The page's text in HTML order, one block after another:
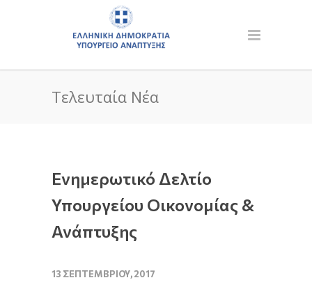
Τελευταία Νέα
Ενημερωτικό Δελτίο
Υπουργείου Οικονομίας &
Ανάπτυξης
13 ΣΕΠΤΕΜΒΡΊΟΥ, 2017